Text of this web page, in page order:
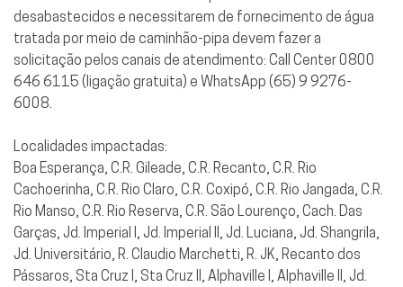
desabastecidos e necessitarem de fornecimento de água
tratada por meio de caminhão-pipa devem fazer a
solicitação pelos canais de atendimento: Call Center 0800
646 6115 (ligação gratuita) e WhatsApp (65) 9 9276-
6008.
Localidades impactadas:
Boa Esperança, C.R. Gileade, C.R. Recanto, C.R. Rio
Cachoerinha, C.R. Rio Claro, C.R. Coxipó, C.R. Rio Jangada, C.R.
Rio Manso, C.R. Rio Reserva, C.R. São Lourenço, Cach. Das
Garças, Jd. Imperial I, Jd. Imperial II, Jd. Luciana, Jd. Shangrila,
Jd. Universitário, R. Claudio Marchetti, R. JK, Recanto dos
Pássaros, Sta Cruz I, Sta Cruz II, Alphaville I, Alphaville II, Jd.